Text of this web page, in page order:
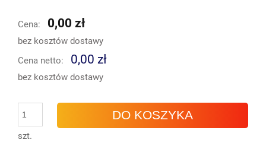
Cena: 0,00 zł
bez kosztów dostawy
Cena netto:
0,00 zł
bez kosztów dostawy
szt.
DO KOSZYKA